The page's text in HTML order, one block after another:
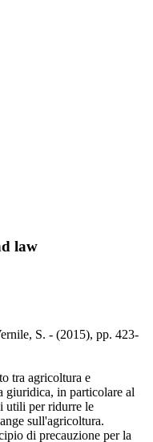
law
S. - (2015), pp. 423-
tra agricoltura e
giuridica, in particolare al
utili per ridurre le
sull'agricoltura.
di precauzione per la